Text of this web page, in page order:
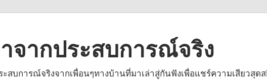
าจากประสบการณ์จริง
ะสบการณ์จริงจากเพื่อนๆทางบ้านที่มาเล่าสู่กันฟังเพื่อแชร์ความเสียวสุด